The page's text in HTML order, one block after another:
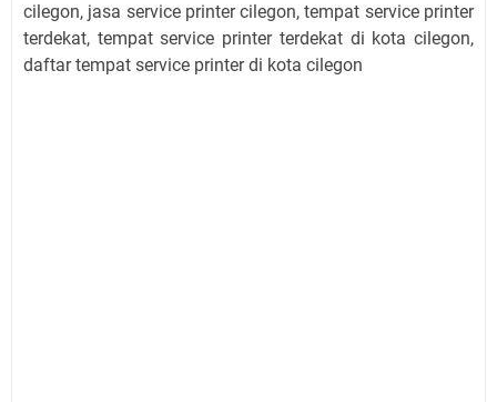
cilegon, jasa service printer cilegon, tempat service printer
terdekat, tempat service printer terdekat di kota cilegon,
daftar tempat service printer di kota cilegon